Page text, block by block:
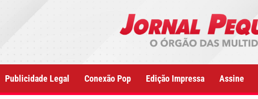
Publicidade Legal Conexão Pop Edição Impressa Assine